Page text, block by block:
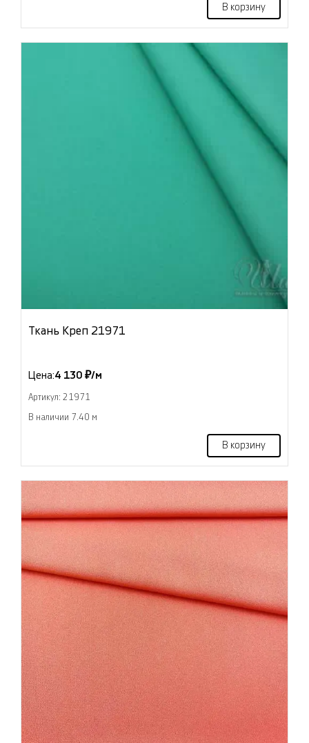
В корзину
Ткань Креп 21971
Цена:4 130 ₽/м
Артикул: 21971
В наличии 7.40 м
В корзину